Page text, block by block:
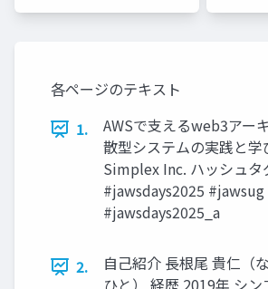
各ページのテキスト
1.
AWSで支えるweb3アー
散型システムの実践と
Simplex Inc. ハッシュタ
#jawsdays2025 #jawsug
#jawsdays2025_a
2.
自己紹介 長根尾 貴仁（